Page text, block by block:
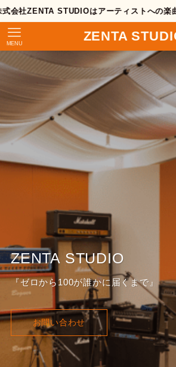
STUDIOはアーティストへの楽曲提供やゲ
ZENTA
MENU
ZENTA STUDIO
『ゼロから100が誰かに届くまで』
お問い合わせ